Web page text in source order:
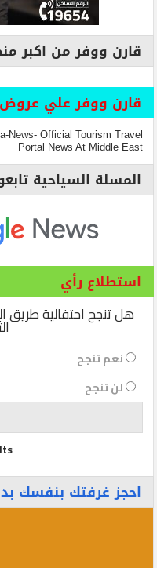
قارن ووفر من اكبر
قارن ووفر علي عروض
News- Official Tourism Travel
Portal News At Middle East
المسلة السياحية
استطلاع رأي
هل تنجح احتفالية طريق
نعم تنجح
لن تنجح
احجز غرفتك بنفسك